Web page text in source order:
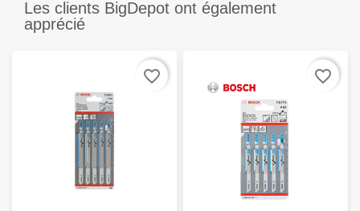
Les clients BigDepot ont également
apprécié
favorite_border favorite_border